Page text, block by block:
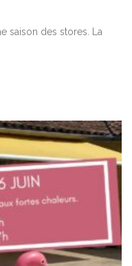
saison des stores. La